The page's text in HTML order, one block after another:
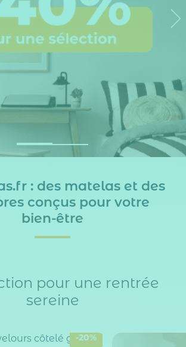
: des matelas et des
conçus pour votre
bien-être
pour une rentrée
sereine
-20%